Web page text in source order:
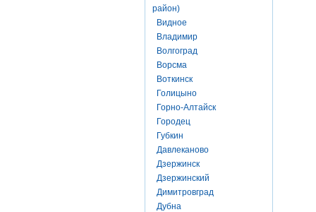
район)
Видное
Владимир
Волгоград
Ворсма
Воткинск
Голицыно
Горно-Алтайск
Городец
Губкин
Давлеканово
Дзержинск
Дзержинский
Димитровград
Дубна